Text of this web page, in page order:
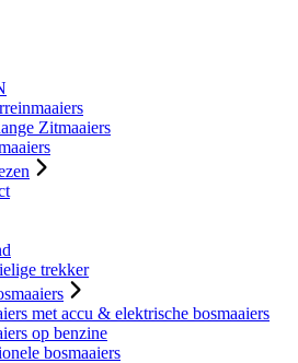
Zitmaaiers
trekker
met accu & elektrische bosmaaiers
op benzine
bosmaaiers